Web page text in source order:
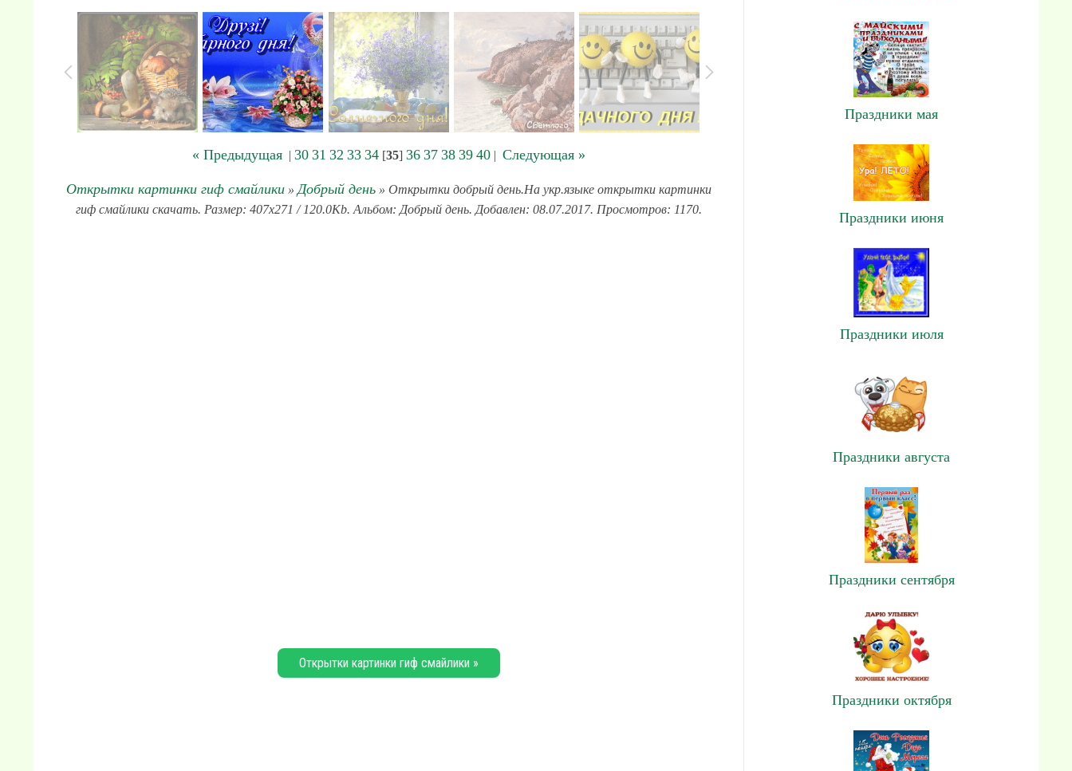
« Предыдущая| 30 31 32 33 34[35] 36 37 38 39 40| Следующая »
Открытки картинки гиф смайлики» Добрый день» Открытки добрый день.На укр.языке открытки картинки
гиф смайлики скачать. Размер: 407x271 / 120.0Kb. Альбом: Добрый день. Добавлен: 08.07.2017. Просмотров: 1170.
Открытки картинки гиф смайлики »
Праздники мая
Праздники июня
Праздники июля
Праздники августа
Праздники сентября
Праздники октября